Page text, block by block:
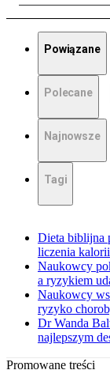
Powiązane
Polecane
Najnowsze
Tagi
Dieta biblijna
liczenia kalorii
Naukowcy
a ryzykiem
Naukowcy
ryzyko
Dr Wanda
najlepszym
Promowane treści